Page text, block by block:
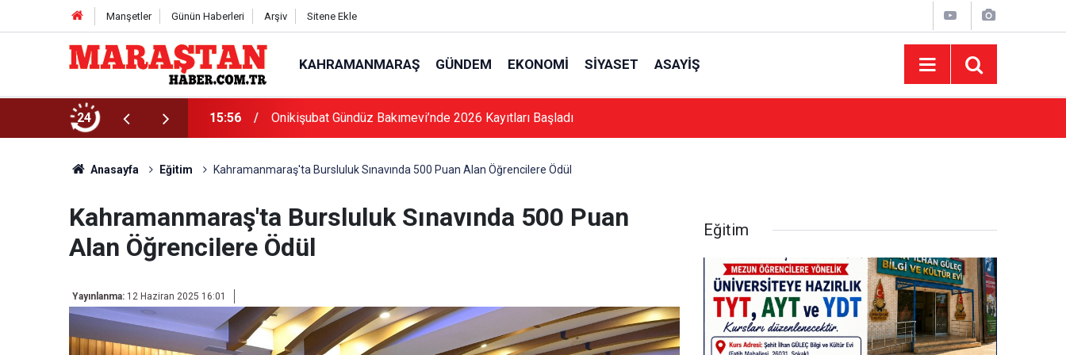
Manşetler Günün Haberleri Arşiv Sitene Ekle
KAHRAMANMARAŞ GÜNDEM EKONOMI SIYASET ASAYIŞ
24
Son Gün 7 Ağustos 15:56 Onikişubat Gündüz Bakımevi’nde 2026 Kayıtları Başladı
Anasayfa Eğitim Kahramanmaraş'ta Bursluluk Sınavında 500 Puan Alan Öğrencilere Ödül
Kahramanmaraş'ta Bursluluk Sınavında 500 Puan
Alan Öğrencilere Ödül
Yayınlanma: 12 Haziran 2025 16:01
Eğitim